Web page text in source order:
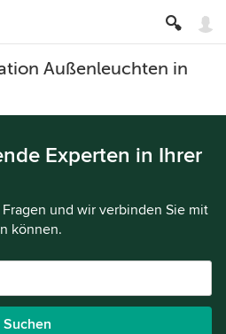
Außenleuchten in
Experten in Ihrer
und wir verbinden Sie mit
können.
Suchen